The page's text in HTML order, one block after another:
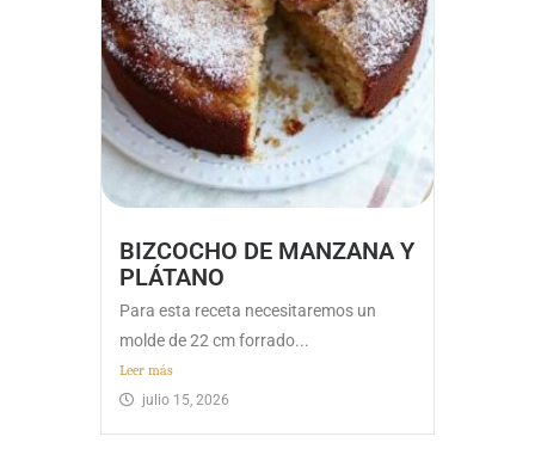
BIZCOCHO DE MANZANA Y
PLÁTANO
Para esta receta necesitaremos un
molde de 22 cm forrado...
Leer más
julio 15, 2026